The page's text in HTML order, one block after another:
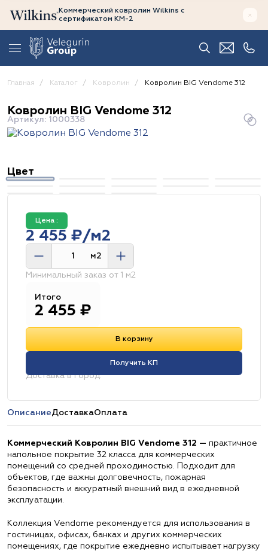
Коммерческий ковролин Wilkins с
сертификатом КМ-2
Главная Каталог Ковролин Ковролин BIG Vendome 312
Ковролин BIG Vendome 312
Артикул: 1000338
Цвет
Цена :
2 455 ₽/м2
м2
Минимальный заказ от 1 м2
Итого
2 455 ₽
В корзину
Получить КП
Доставка в город:
ОписаниеДоставкаОплата
Коммерческий Ковролин BIG Vendome 312 — практичное
напольное покрытие 32 класса для коммерческих
помещений со средней проходимостью. Подходит для
объектов, где важны долговечность, пожарная
безопасность и аккуратный внешний вид в ежедневной
эксплуатации.
Коллекция Vendome рекомендуется для использования в
гостиницах, офисах, банках и других коммерческих
помещениях, где покрытие ежедневно испытывает нагрузку